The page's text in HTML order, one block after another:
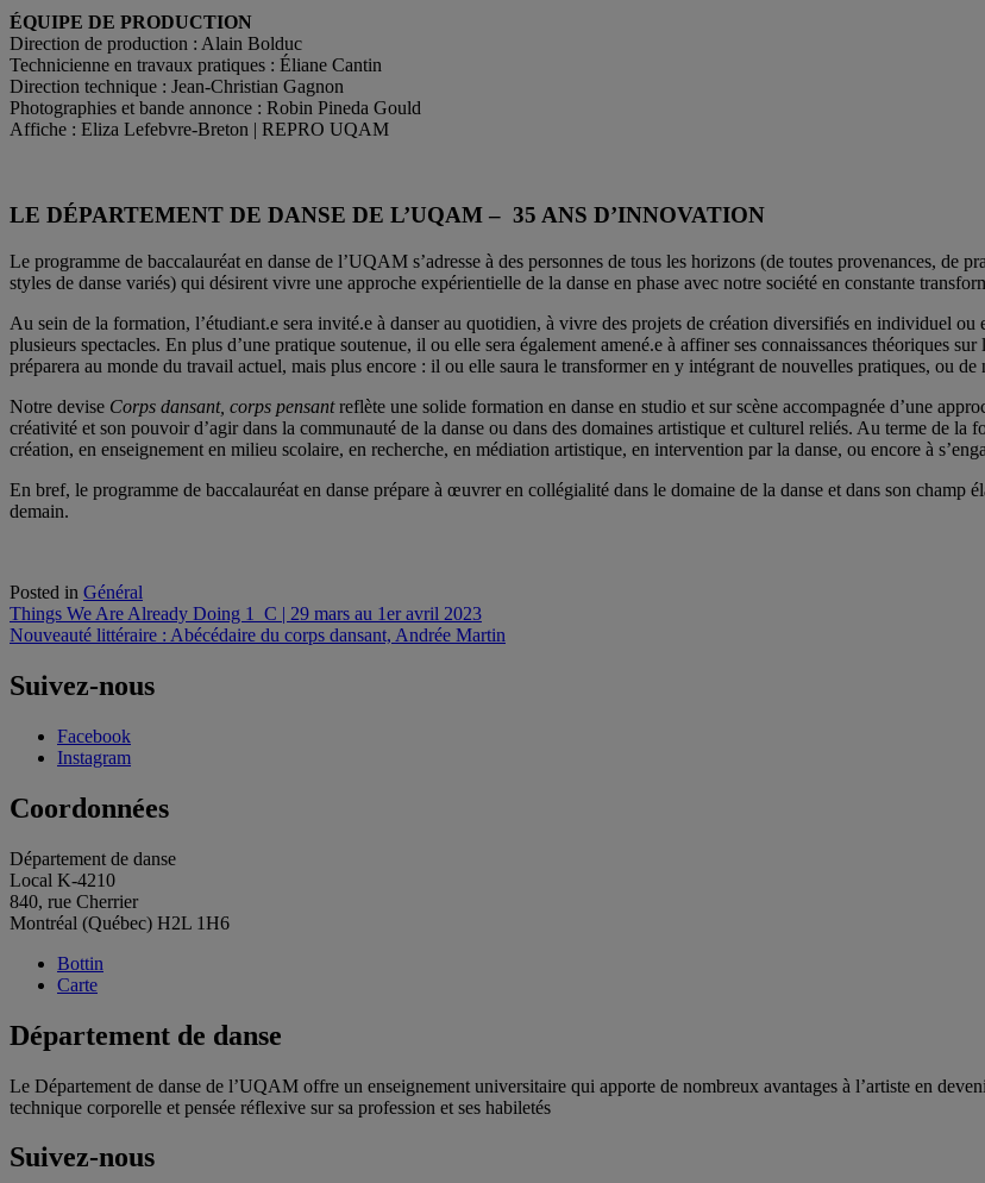
ÉQUIPE DE PRODUCTION
Direction de production : Alain Bolduc
Technicienne en travaux pratiques : Éliane Cantin
Direction technique : Jean-Christian Gagnon
Photographies et bande annonce : Robin Pineda Gould
Affiche : Eliza Lefebvre-Breton | REPRO UQAM
LE DÉPARTEMENT DE DANSE DE L’UQAM – 35 ANS D’INNOVATION
Le programme de baccalauréat en danse de l’UQAM s’adresse à des personnes de tous les horizons (de toutes provenances, de
styles de danse variés) qui désirent vivre une approche expérientielle de la danse en phase avec notre société en constante
Au sein de la formation, l’étudiant.e sera invité.e à danser au quotidien, à vivre des projets de création diversifiés en individuel ou
plusieurs spectacles. En plus d’une pratique soutenue, il ou elle sera également amené.e à affiner ses connaissances théoriques
préparera au monde du travail actuel, mais plus encore : il ou elle saura le transformer en y intégrant de nouvelles pratiques, ou de
Notre devise Corps dansant, corps pensantreflète une solide formation en danse en studio et sur scène accompagnée d’une
créativité et son pouvoir d’agir dans la communauté de la danse ou dans des domaines artistique et culturel reliés. Au terme de
création, en enseignement en milieu scolaire, en recherche, en médiation artistique, en intervention par la danse, ou encore à
En bref, le programme de baccalauréat en danse prépare à œuvrer en collégialité dans le domaine de la danse et dans son
demain.
Posted in Général
Navigation
de
l'article
Things We Are Already Doing 1_C | 29 mars au 1er avril 2023
Nouveauté littéraire : Abécédaire du corps dansant, Andrée Martin
Suivez-nous
Facebook
Instagram
Coordonnées
Département de danse
Local K-4210
840, rue Cherrier
Montréal (Québec) H2L 1H6
Bottin
Carte
Département de danse
Le Département de danse de l’UQAM offre un enseignement universitaire qui apporte de nombreux avantages à l’artiste en
technique corporelle et pensée réflexive sur sa profession et ses habiletés
Suivez-nous